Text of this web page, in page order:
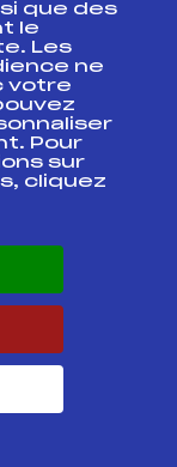
Cat.
FFS
que des
le
Les
ne
votre
Pour
sur
cliquez